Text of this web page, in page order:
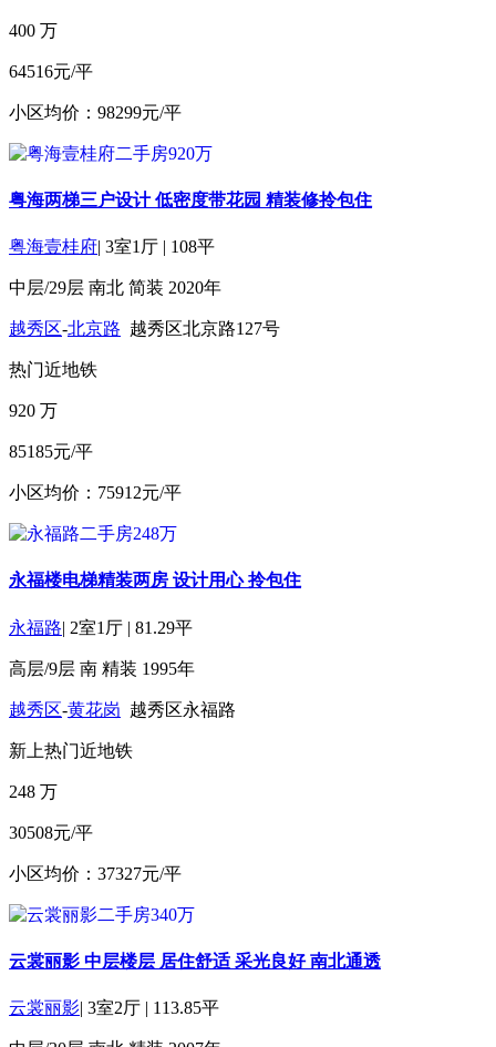
400 万
64516元/平
小区均价：98299元/平
粤海两梯三户设计 低密度带花园 精装修拎包住
粤海壹桂府| 3室1厅 | 108平
中层/29层 南北 简装 2020年
越秀区-北京路 越秀区北京路127号
热门近地铁
920 万
85185元/平
小区均价：75912元/平
永福楼电梯精装两房 设计用心 拎包住
永福路| 2室1厅 | 81.29平
高层/9层 南 精装 1995年
越秀区-黄花岗 越秀区永福路
新上热门近地铁
248 万
30508元/平
小区均价：37327元/平
云裳丽影 中层楼层 居住舒适 采光良好 南北通透
云裳丽影| 3室2厅 | 113.85平